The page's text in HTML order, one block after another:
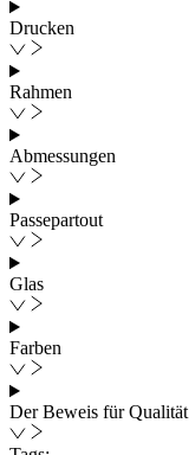
Drucken
Rahmen
Abmessungen
Passepartout
Glas
Farben
Der Beweis für Qualität